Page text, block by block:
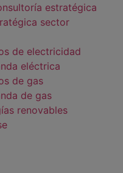
estratégica
sector
de electricidad
eléctrica
de gas
de gas
renovables